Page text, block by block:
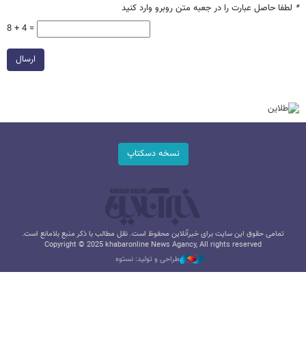
* لطفا حاصل عبارت را در جعبه متن روبرو وارد کنید
8 + 4 =
ارسال
نسخه دسکتاپ
تمامی حقوق این سایت برای خبرآنلاین محفوظ است. نقل مطالب با ذکر منبع بلامانع است.
Copyright © 2025 khabaronline News Agancy, All rights reserved
طراحی و تولید: نستوه